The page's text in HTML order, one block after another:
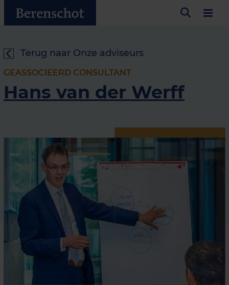
Terug naar Onze adviseurs
GEASSOCIEERD CONSULTANT
Hans van der Werff